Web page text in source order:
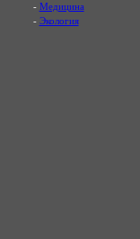
- Медицина
- Экология